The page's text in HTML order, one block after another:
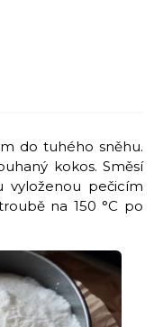
do tuhého sněhu.
kokos. Směsí
vyloženou pečicím
na 150 °C po